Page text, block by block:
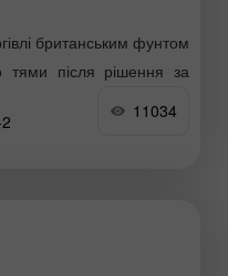
британським фунтом
тями після рішення за
Банком Англії
розчарував ринки.
11034